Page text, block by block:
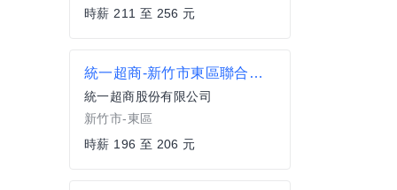
時薪 211 至 256 元
統一超商-新竹市東區聯合招募門市夥伴 離家近/工時彈性 歡迎銀髮及二度就業加入
統一超商股份有限公司
新竹市-東區
時薪 196 至 206 元